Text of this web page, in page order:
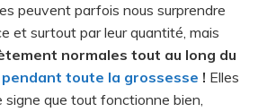
peuvent parfois nous surprendre
et surtout par leur quantité, mais
normales tout au long du
pendant toute la grossesse ! Elles
signe que tout fonctionne bien,